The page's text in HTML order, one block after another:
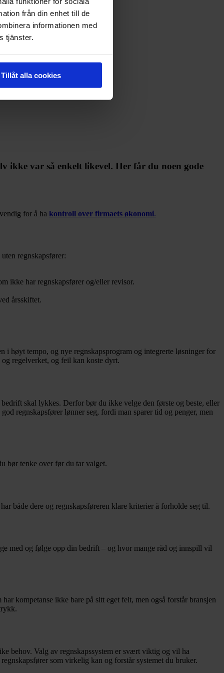
från din enhet till de
informationen med
tjänster.
Tillåt alla cookies
ikke var så enkelt likevel. Her får du noen gode
for å ha kontroll over firmaets økonomi.
regnskapsfører:
ikke har regnskapsfører og/eller revisor.
årsskiftet.
i høyt tempo, og nye regnskapsprogram og integrerte løsninger for
regelverket, og feil kan koste dyrt.
skal lykkes. Derfor bør du ikke velge den første og beste, eller
regnskapsfører lønner seg, fordi man sparer tid og penger, men
bør tenke over før du tar valget.
både dere og regnskapsføreren klare kriterier å forholde seg til.
med og følge opp din bedrift – og hvor mange råd og innspill vil
kompetanse ikke bare på sitt eget felt, men også forstår bransjen
behov. Valg av regnskapssystem er svært viktig og vil ha
som virkelig kan og forstår systemet du bruker.